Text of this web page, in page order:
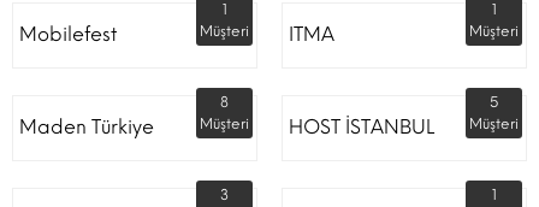
Mobilefest
1
Müşteri
ITMA
1
Müşteri
Maden Türkiye
8
Müşteri
HOST İSTANBUL
5
Müşteri
3 1